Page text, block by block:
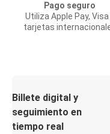
Pago seguro
Utiliza Apple Pay, Visa
tarjetas
Billete digital y
seguimiento en
tiempo real